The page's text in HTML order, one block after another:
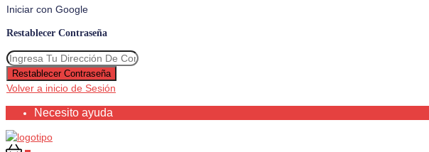
Iniciar con Google
Restablecer Contraseña
Restablecer Contraseña
Volver a inicio de Sesión
Necesito ayuda